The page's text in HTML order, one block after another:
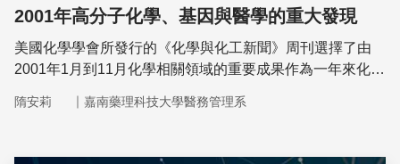
2001年高分子化學、基因與醫學的重大發現
美國化學學會所發行的《化學與化工新聞》周刊選擇了由
2001年1月到11月化學相關領域的重要成果作為一年來化學
讀者共享。
隋安莉 ｜ 嘉南藥理科技大學醫務管理系